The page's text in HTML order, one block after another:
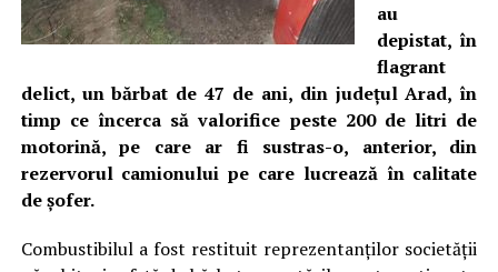
au
depistat, în
flagrant
delict, un bărbat de 47 de ani, din județul Arad, în
timp ce încerca să valorifice peste 200 de litri de
motorină, pe care ar fi sustras-o, anterior, din
rezervorul camionului pe care lucrează în calitate
de șofer.
Combustibilul a fost restituit reprezentanților societății